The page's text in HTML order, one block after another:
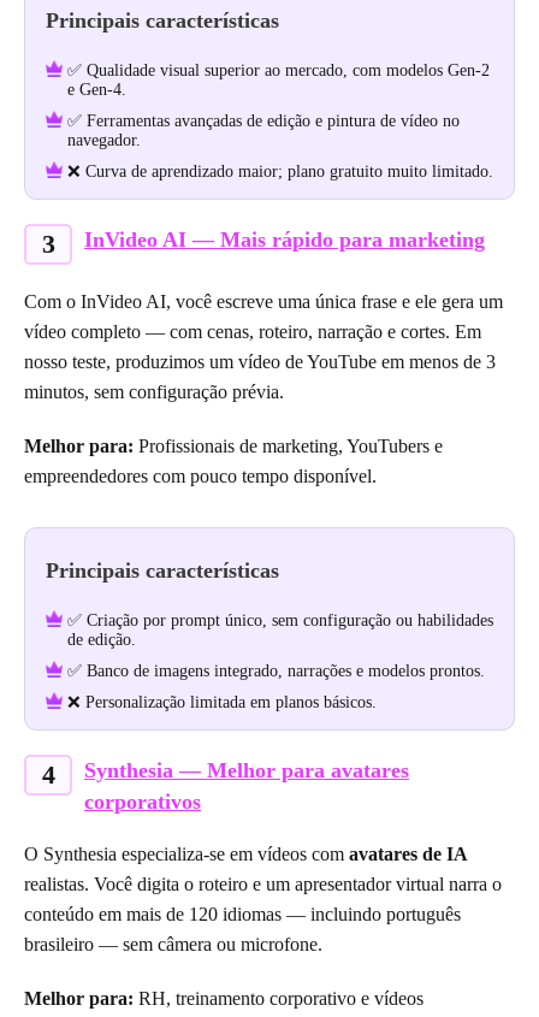
Principais características
✅ Qualidade visual superior ao mercado, com modelos Gen-2
e Gen-4.
✅ Ferramentas avançadas de edição e pintura de vídeo no
navegador.
❌ Curva de aprendizado maior; plano gratuito muito limitado.
3 InVideo AI — Mais rápido para marketing
Com o InVideo AI, você escreve uma única frase e ele gera um
vídeo completo — com cenas, roteiro, narração e cortes. Em
nosso teste, produzimos um vídeo de YouTube em menos de 3
minutos, sem configuração prévia.
Melhor para: Profissionais de marketing, YouTubers e
empreendedores com pouco tempo disponível.
Principais características
✅ Criação por prompt único, sem configuração ou habilidades
de edição.
✅ Banco de imagens integrado, narrações e modelos prontos.
❌ Personalização limitada em planos básicos.
4
Synthesia — Melhor para avatares
corporativos
O Synthesia especializa-se em vídeos com avatares de IA
realistas. Você digita o roteiro e um apresentador virtual narra o
conteúdo em mais de 120 idiomas — incluindo português
brasileiro — sem câmera ou microfone.
Melhor para: RH, treinamento corporativo e vídeos